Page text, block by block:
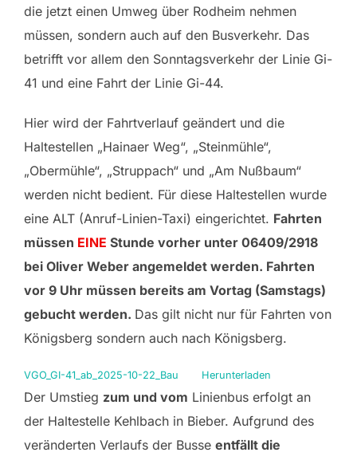
die jetzt einen Umweg über Rodheim nehmen
müssen, sondern auch auf den Busverkehr. Das
betrifft vor allem den Sonntagsverkehr der Linie Gi-
41 und eine Fahrt der Linie Gi-44.
Hier wird der Fahrtverlauf geändert und die
Haltestellen „Hainaer Weg“, „Steinmühle“,
„Obermühle“, „Struppach“ und „Am Nußbaum“
werden nicht bedient. Für diese Haltestellen wurde
eine ALT (Anruf-Linien-Taxi) eingerichtet. Fahrten
müssen EINE Stunde vorher unter 06409/2918
bei Oliver Weber angemeldet werden. Fahrten
vor 9 Uhr müssen bereits am Vortag (Samstags)
gebucht werden. Das gilt nicht nur für Fahrten von
Königsberg sondern auch nach Königsberg.
VGO_GI-41_ab_2025-10-22_Bau Herunterladen
Der Umstieg zum und vom Linienbus erfolgt an
der Haltestelle Kehlbach in Bieber. Aufgrund des
veränderten Verlaufs der Busse entfällt die